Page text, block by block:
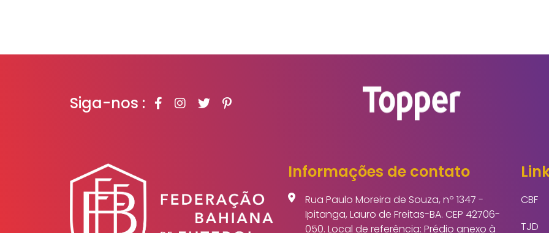
Siga-nos :
Informações de contato
Rua Paulo Moreira de Souza, nº 1347 -
Ipitanga, Lauro de Freitas-BA. CEP 42706-
050. Local de referência: Prédio anexo à
CBF
TJD